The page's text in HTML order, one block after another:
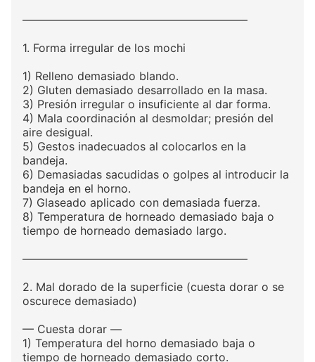
————————————————————
1. Forma irregular de los mochi
1) Relleno demasiado blando.
2) Gluten demasiado desarrollado en la masa.
3) Presión irregular o insuficiente al dar forma.
4) Mala coordinación al desmoldar; presión del
aire desigual.
5) Gestos inadecuados al colocarlos en la
bandeja.
6) Demasiadas sacudidas o golpes al introducir la
bandeja en el horno.
7) Glaseado aplicado con demasiada fuerza.
8) Temperatura de horneado demasiado baja o
tiempo de horneado demasiado largo.
————————————————————
2. Mal dorado de la superficie (cuesta dorar o se
oscurece demasiado)
— Cuesta dorar —
1) Temperatura del horno demasiado baja o
tiempo de horneado demasiado corto.